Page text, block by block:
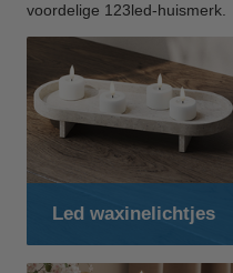
voordelige 123led-huismerk.
Led waxinelichtjes